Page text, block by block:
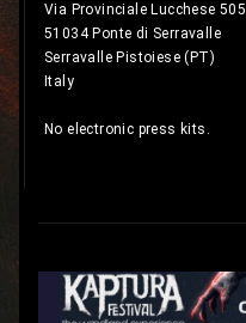
Via Provinciale Lucchese 505
51034 Ponte di Serravalle
Serravalle Pistoiese (PT)
Italy
No electronic press kits.